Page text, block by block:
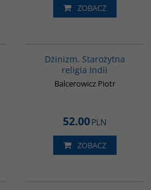
ZOBACZ
Dżinizm. Starożytna
religia Indii
Balcerowicz Piotr
52.00PLN
ZOBACZ